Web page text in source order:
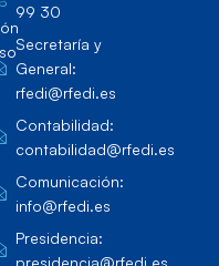
99 30
Secretaría y
General:
rfedi@rfedi.es
Contabilidad:
contabilidad@rfedi.es
Comunicación:
info@rfedi.es
Presidencia:
presidencia@rfedi.es